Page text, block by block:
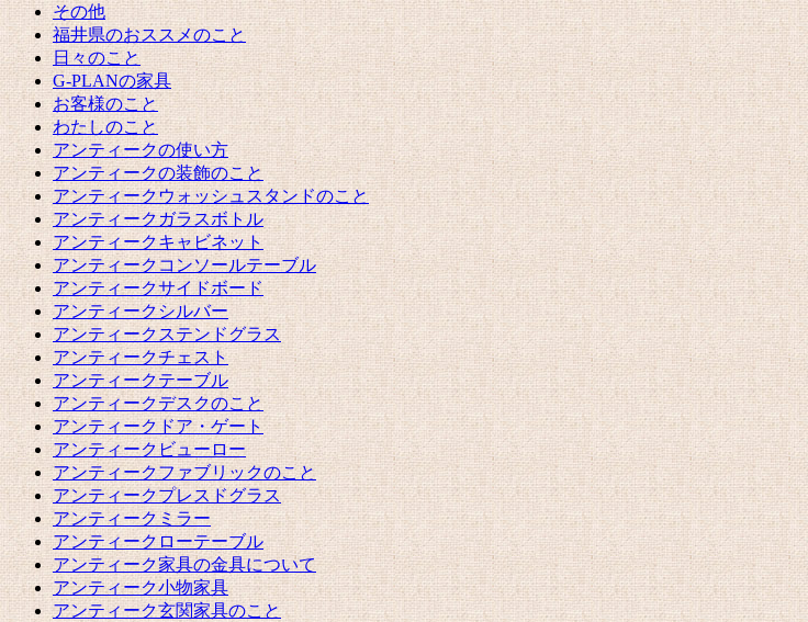
その他
福井県のおススメのこと
日々のこと
G-PLANの家具
お客様のこと
わたしのこと
アンティークの使い方
アンティークの装飾のこと
アンティークウォッシュスタンドのこと
アンティークガラスボトル
アンティークキャビネット
アンティークコンソールテーブル
アンティークサイドボード
アンティークシルバー
アンティークステンドグラス
アンティークチェスト
アンティークテーブル
アンティークデスクのこと
アンティークドア・ゲート
アンティークビューロー
アンティークファブリックのこと
アンティークプレスドグラス
アンティークミラー
アンティークローテーブル
アンティーク家具の金具について
アンティーク小物家具
アンティーク玄関家具のこと